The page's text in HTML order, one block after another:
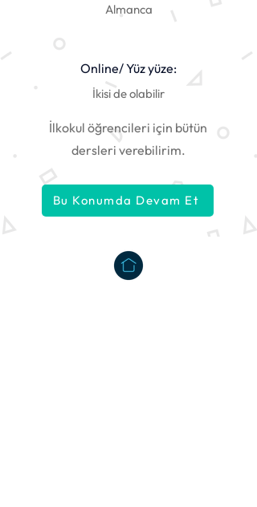
Almanca
Online/ Yüz yüze:
İkisi de olabilir
İlkokul öğrencileri için bütün
dersleri verebilirim.
Bu Konumda Devam Et